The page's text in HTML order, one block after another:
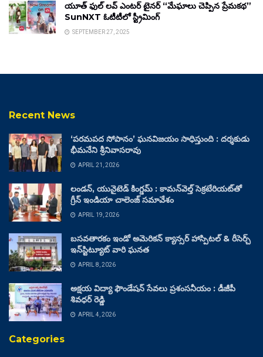
యూత్ ఫుల్ లవ్ ఎంటర్ టైనర్ “మేఘాలు చెప్పిన ప్రేమకథ”
SunNXT ఓటీటీలో స్ట్రీమింగ్
SEPTEMBER 27, 2025
Recent News
‘పరమపద సోపానం’ ఘనవిజయం సాధిస్తుంది : దర్శకుడు
భీమనేని శ్రీనివాసరావు
APRIL 21, 2026
లండన్, యునైటెడ్ కింగ్డమ్ : కామన్‌వెల్త్ సెక్రటేరియట్‌తో
గ్రీన్ ఇండియా చాలెంజ్ సమావేశం
APRIL 19, 2026
బసవతారకం ఇండో అమెరికన్ క్యాన్సర్ హాస్పిటల్ & రీసెర్చ్
ఇన్‌స్టిట్యూట్ వారి ఘనత
APRIL 8, 2026
అక్షయ విద్యా ఫౌండేషన్ సేవలు ప్రశంసనీయం : డీజీపీ
శివధర్ రెడ్డి
APRIL 4, 2026
Categories